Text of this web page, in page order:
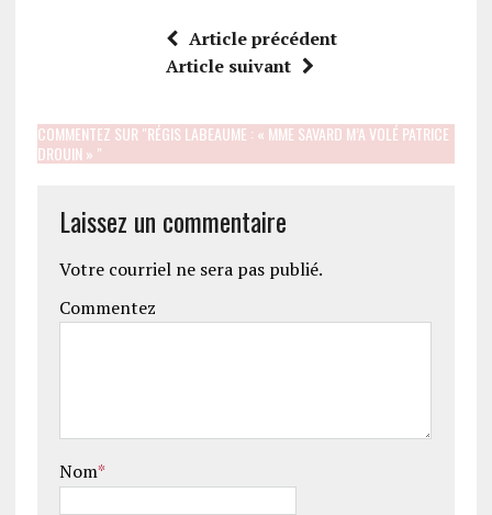
Article précédent
Article suivant
COMMENTEZ SUR "RÉGIS LABEAUME : « MME SAVARD M’A VOLÉ PATRICE
DROUIN » "
Laissez un commentaire
Votre courriel ne sera pas publié.
Commentez
Nom*